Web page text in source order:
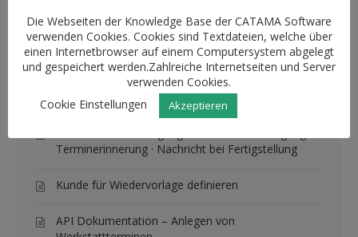
Knowledge Base Artikel
Fahrzeug-Rückkauf
Warenwirtschaft: Die Artikel-Typen im Überblick
Terminerinnerung · Nachricht bei Fertigstellung
Kunde für Wiedervorlage definieren
API Dokumentation – Anlegen von
Die Webseiten der Knowledge Base der CATAMA Software
verwenden Cookies. Cookies sind Textdateien, welche über
einen Internetbrowser auf einem Computersystem abgelegt
und gespeichert werden.Zahlreiche Internetseiten und Server
verwenden Cookies.
Cookie Einstellungen
Akzeptieren